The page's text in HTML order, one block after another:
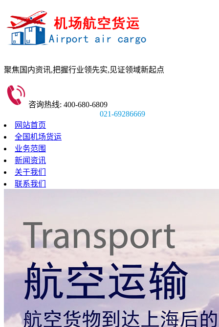
聚焦国内资讯,把握行业领先实,见证领域新起点
咨询热线: 400-680-6809
021-69286669
网站首页
全国机场货运
业务范围
新闻资讯
关于我们
联系我们